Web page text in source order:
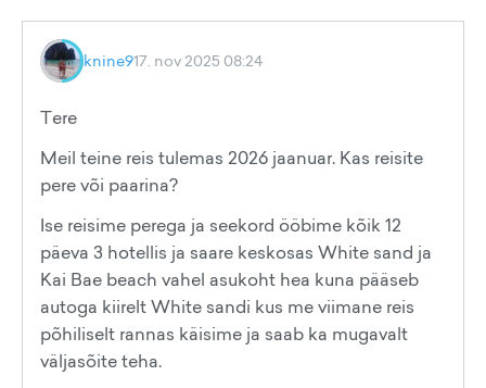
knine917. nov 2025 08:24
Tere
Meil teine reis tulemas 2026 jaanuar. Kas reisite
pere või paarina?
Ise reisime perega ja seekord ööbime kõik 12
päeva 3 hotellis ja saare keskosas White sand ja
Kai Bae beach vahel asukoht hea kuna pääseb
autoga kiirelt White sandi kus me viimane reis
põhiliselt rannas käisime ja saab ka mugavalt
väljasõite teha.